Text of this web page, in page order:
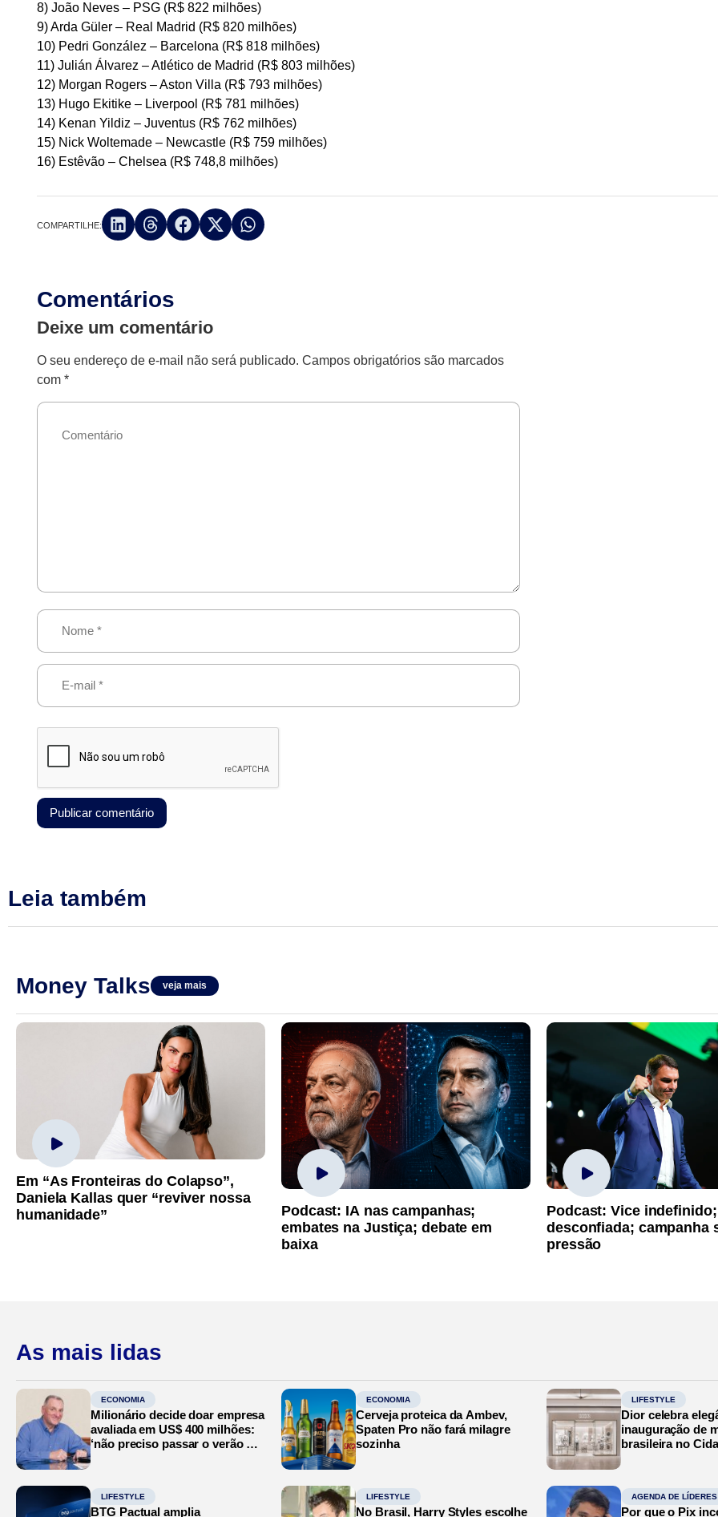
8) João Neves – PSG (R$ 822 milhões)
9) Arda Güler – Real Madrid (R$ 820 milhões)
10) Pedri González – Barcelona (R$ 818 milhões)
11) Julián Álvarez – Atlético de Madrid (R$ 803 milhões)
12) Morgan Rogers – Aston Villa (R$ 793 milhões)
13) Hugo Ekitike – Liverpool (R$ 781 milhões)
14) Kenan Yildiz – Juventus (R$ 762 milhões)
15) Nick Woltemade – Newcastle (R$ 759 milhões)
16) Estêvão – Chelsea (R$ 748,8 milhões)
COMPARTILHE:
Comentários
Deixe um comentário
O seu endereço de e-mail não será publicado. Campos obrigatórios são marcados
com*
Leia também
Money Talks veja mais
Em “As Fronteiras do Colapso”,
Daniela Kallas quer “reviver nossa
humanidade”
Podcast: IA nas campanhas;
embates na Justiça; debate em
baixa
Podcast: Vice
desconfiada; campanha
pressão
As mais lidas
ECONOMIA
Milionário decide doar empresa
avaliada em US$ 400 milhões:
‘não preciso passar o verão no
ECONOMIA
Cerveja proteica da Ambev,
Spaten Pro não fará milagre
sozinha
LIFESTYLE
Dior celebra
inauguração de
brasileira no
LIFESTYLE
BTG Pactual amplia
LIFESTYLE
No Brasil, Harry Styles escolhe
AGENDA DE LÍDERES
Por que o Pix